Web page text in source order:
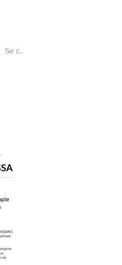
Se connecter